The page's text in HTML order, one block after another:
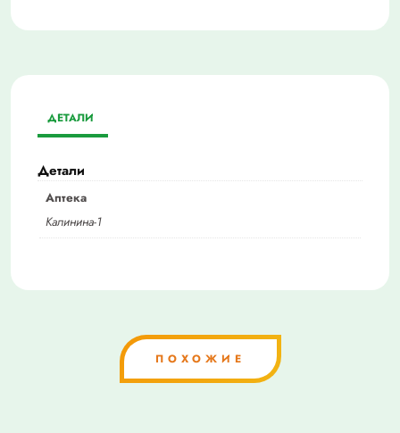
ДЕТАЛИ
Детали
Аптека
Калинина-1
ПОХОЖИЕ